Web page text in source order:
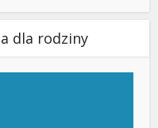
dla rodziny